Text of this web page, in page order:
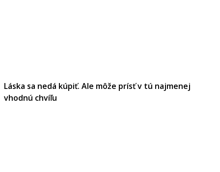
Láska sa nedá kúpiť. Ale môže prísť v tú najmenej
vhodnú chvíľu